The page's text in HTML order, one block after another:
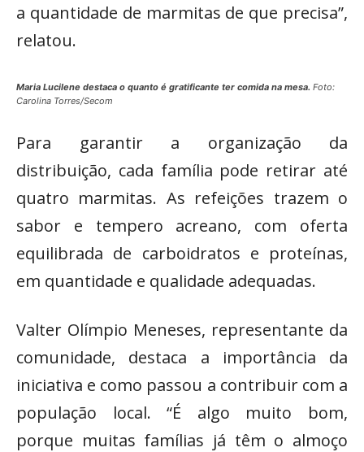
a quantidade de marmitas de que precisa”,
relatou.
Maria Lucilene destaca o quanto é gratificante ter comida na mesa. Foto:
Carolina Torres/Secom
Para garantir a organização da
distribuição, cada família pode retirar até
quatro marmitas. As refeições trazem o
sabor e tempero acreano, com oferta
equilibrada de carboidratos e proteínas,
em quantidade e qualidade adequadas.
Valter Olímpio Meneses, representante da
comunidade, destaca a importância da
iniciativa e como passou a contribuir com a
população local. “É algo muito bom,
porque muitas famílias já têm o almoço